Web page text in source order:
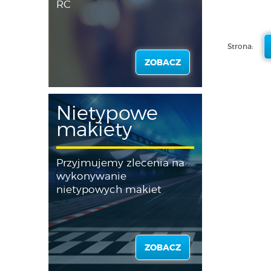
RC
ZOBACZ
Nietypowe
makiety
Przyjmujemy zlecenia na
wykonywanie
nietypowych makiet
ZOBACZ
Strona: